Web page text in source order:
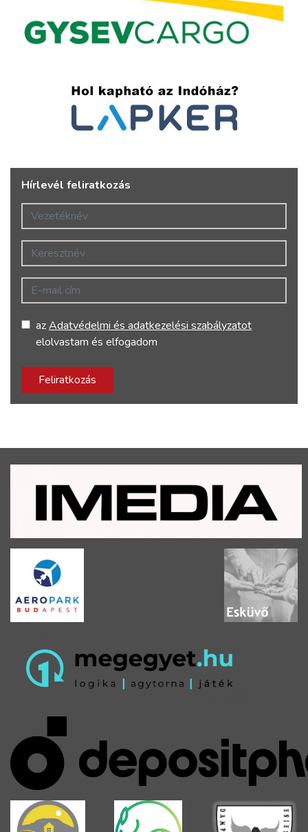
Hírlevél feliratkozás
Vezetéknév
Keresztnév
E-mail cím
azAdatvédelmi és adatkezelési szabályzatot
elolvastam és elfogadom
Feliratkozás